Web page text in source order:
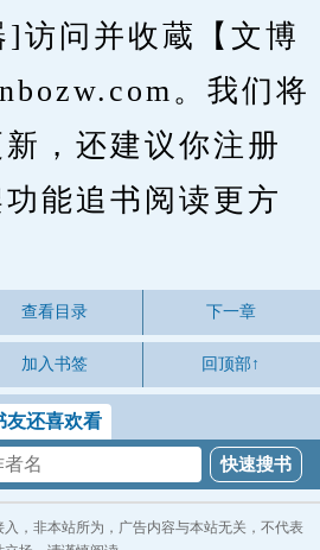
访问并收蔵【文博
。我们将
，还建议你注册
能追书阅读更方
查看目录 下一章
加入书签 回顶部↑
友还喜欢看
，非本站所为，广告内容与本站无关，不代表